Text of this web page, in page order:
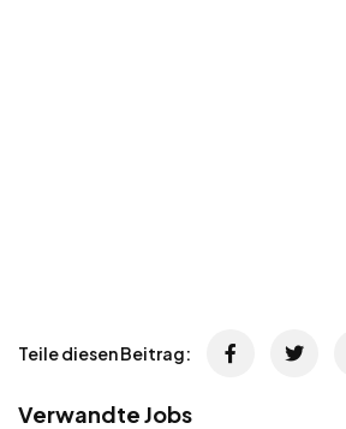
Teile diesen Beitrag:
Verwandte Jobs